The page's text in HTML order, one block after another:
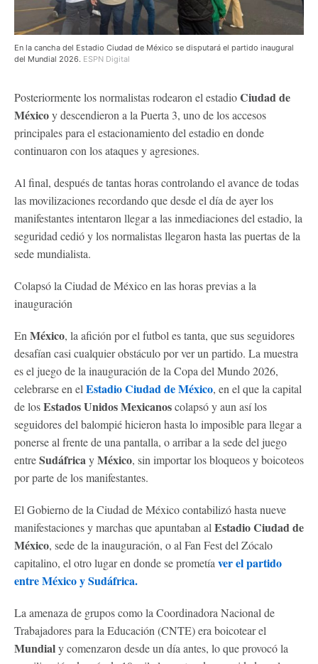
En la cancha del Estadio Ciudad de México se disputará el partido inaugural
del Mundial 2026. ESPN Digital
Posteriormente los normalistas rodearon el estadioCiudad de
Méxicoy descendieron a la Puerta 3, uno de los accesos
principales para el estacionamiento del estadio en donde
continuaron con los ataques y agresiones.
Al final, después de tantas horas controlando el avance de todas
las movilizaciones recordando que desde el día de ayer los
manifestantes intentaron llegar a las inmediaciones del estadio, la
seguridad cedió y los normalistas llegaron hasta las puertas de la
sede mundialista.
Colapsó la Ciudad de México en las horas previas a la
inauguración
En México, la afición por el futbol es tanta, que sus seguidores
desafían casi cualquier obstáculo por ver un partido. La muestra
es el juego de la inauguración de la Copa del Mundo 2026,
celebrarse en el Estadio Ciudad de México, en el que la capital
de losEstados Unidos Mexicanoscolapsó y aun así los
seguidores del balompié hicieron hasta lo imposible para llegar a
ponerse al frente de una pantalla, o arribar a la sede del juego
entreSudáfricayMéxico, sin importar los bloqueos y boicoteos
por parte de los manifestantes.
El Gobierno de la Ciudad de México contabilizó hasta nueve
manifestaciones y marchas que apuntaban al Estadio Ciudad de
México, sede de la inauguración, o al Fan Fest del Zócalo
capitalino, el otro lugar en donde se prometía ver el partido
entre México y Sudáfrica.
La amenaza de grupos como la Coordinadora Nacional de
Trabajadores para la Educación (CNTE) era boicotear el
Mundialy comenzaron desde un día antes, lo que provocó la